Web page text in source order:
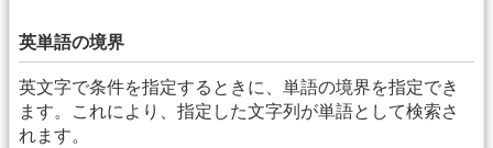
英単語の境界
英文字で条件を指定するときに、単語の境界を指定でき
ます。これにより、指定した文字列が単語として検索さ
れます。